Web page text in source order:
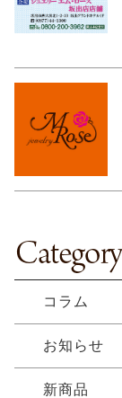
コラム
お知らせ
新商品